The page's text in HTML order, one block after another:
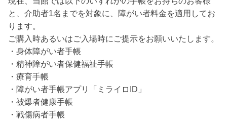
と、介助者1名までを対象に、障がい者料金を適用してお
ります。
ご購入時あるいはご入場時にご提示をお願いいたします。
・身体障がい者手帳
・精神障がい者保健福祉手帳
・療育手帳
・障がい者手帳アプリ「ミライロID」
・被爆者健康手帳
・戦傷病者手帳